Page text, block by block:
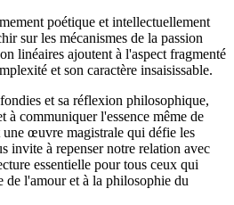
poétique et intellectuellement
sur les mécanismes de la passion
linéaires ajoutent à l'aspect fragmenté
et son caractère insaisissable.
et sa réflexion philosophique,
à communiquer l'essence même de
œuvre magistrale qui défie les
invite à repenser notre relation avec
essentielle pour tous ceux qui
de l'amour et à la philosophie du